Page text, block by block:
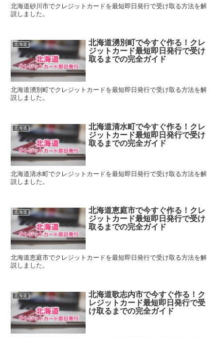
北海道砂川市でクレジットカードを最短即日発行で受け取る方法を解
説しました。
北海道
北海道湧別町で今すぐ作る！クレ
ジットカード最短即日発行で受け
取るまでの完全ガイド
北海道湧別町でクレジットカードを最短即日発行で受け取る方法を解
説しました。
北海道
北海道清水町で今すぐ作る！クレ
ジットカード最短即日発行で受け
取るまでの完全ガイド
北海道清水町でクレジットカードを最短即日発行で受け取る方法を解
説しました。
北海道
北海道恵庭市で今すぐ作る！クレ
ジットカード最短即日発行で受け
取るまでの完全ガイド
北海道恵庭市でクレジットカードを最短即日発行で受け取る方法を解
説しました。
北海道
北海道歌志内市で今すぐ作る！ク
レジットカード最短即日発行で受
け取るまでの完全ガイド